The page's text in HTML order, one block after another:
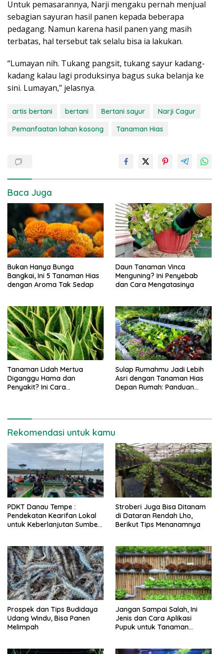
Untuk pemasarannya, Narji mengaku pernah menjual
sebagian sayuran hasil panen kepada beberapa
pedagang. Namun karena hasil panen yang masih
terbatas, hal tersebut tak selalu bisa ia lakukan.
“Lumayan nih. Tukang pangsit, tukang sayur kadang-
kadang kalau lagi produksinya bagus suka belanja ke
sini. Lumayan,” jelasnya.
artis bertani bertani Bertani sayur
Narji Cagur
Pemanfaatan lahan kosong
Tanaman Hias
Baca Juga
Bukan Hanya Bunga
Bangkai, Ini 5 Tanaman Hias
dengan Aroma Tak Sedap
Daun Tanaman Vinca
Menguning? Ini Penyebab
dan Cara Mengatasinya
Tanaman Lidah Mertua
Diganggu Hama dan
Penyakit? Ini Cara
Sulap Rumahmu Jadi Lebih
Asri dengan Tanaman Hias
Depan Rumah: Panduan
Rekomendasi untuk kamu
PDKT Danau Tempe :
Pendekatan Kearifan Lokal
untuk Keberlanjutan Sumber
Stroberi Juga Bisa Ditanam
di Dataran Rendah Lho,
Berikut Tips Menanamnya
Prospek dan Tips Budidaya
Udang Windu, Bisa Panen
Melimpah
Jangan Sampai Salah, Ini
Jenis dan Cara Aplikasi
Pupuk untuk Tanaman